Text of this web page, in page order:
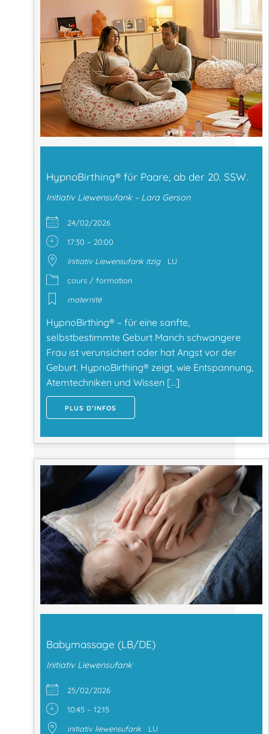
HypnoBirthing® für Paare, ab der 20. SSW.
Initiativ Liewensufank – Lara Gerson
24/02/2026
17:30 – 20:00
Initiativ Liewensufank Itzig
LU
cours / formation
maternité
HypnoBirthing® – für eine sanfte,
selbstbestimmte Geburt Manch schwangere
Frau ist verunsichert oder hat Angst vor der
Geburt. HypnoBirthing® zeigt, wie Entspannung,
Atemtechniken und Wissen […]
PLUS D’INFOS
Babymassage (LB/DE)
Initiativ Liewensufank
25/02/2026
10:45 – 12:15
initiativ liewensufank
LU